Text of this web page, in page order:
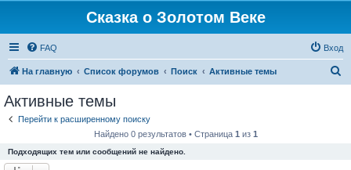
Сказка о Золотом Веке
FAQ Вход
На главную Список форумов Поиск Активные темы
Активные темы
Перейти к расширенному поиску
Найдено 0 результатов • Страница 1 из 1
Подходящих тем или сообщений не найдено.